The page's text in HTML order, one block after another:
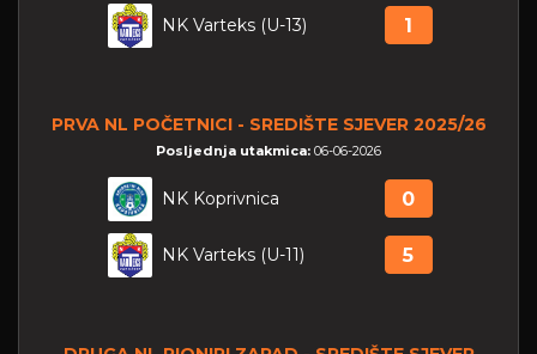
NK Varteks (U-13) 1
PRVA NL POČETNICI - SREDIŠTE SJEVER 2025/26
Posljednja utakmica: 06-06-2026
NK Koprivnica 0
NK Varteks (U-11) 5